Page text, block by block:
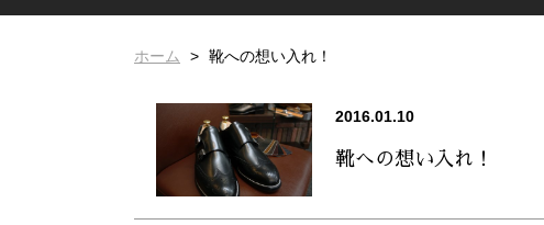
ホーム 靴への想い入れ！
2016.01.10
靴への想い入れ！